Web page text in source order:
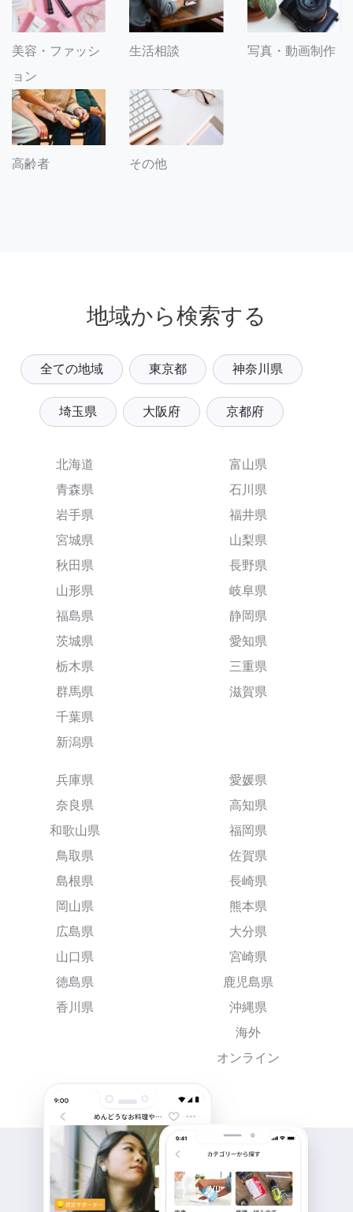
美容・ファッシ
ョン
生活相談 写真・動画制作
高齢者 その他
地域から検索する
全ての地域 東京都 神奈川県
埼玉県 大阪府 京都府
北海道
青森県
岩手県
宮城県
秋田県
山形県
福島県
茨城県
栃木県
群馬県
千葉県
新潟県
富山県
石川県
福井県
山梨県
長野県
岐阜県
静岡県
愛知県
三重県
滋賀県
兵庫県
奈良県
和歌山県
鳥取県
島根県
岡山県
広島県
山口県
徳島県
香川県
愛媛県
高知県
福岡県
佐賀県
長崎県
熊本県
大分県
宮崎県
鹿児島県
沖縄県
海外
オンライン